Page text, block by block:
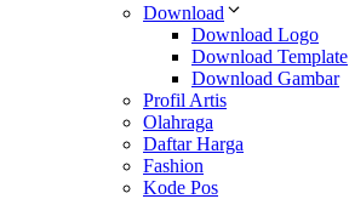
Download
Download Logo
Download Template
Download Gambar
Profil Artis
Olahraga
Daftar Harga
Fashion
Kode Pos